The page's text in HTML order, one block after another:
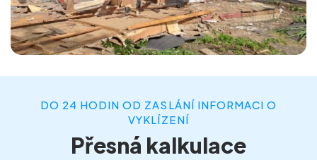
DO 24 HODIN OD ZASLÁNÍ INFORMACI O
VYKLÍZENÍ
Přesná kalkulace